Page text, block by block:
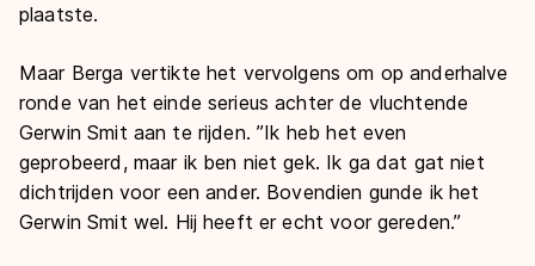
plaatste.
Maar Berga vertikte het vervolgens om op anderhalve
ronde van het einde serieus achter de vluchtende
Gerwin Smit aan te rijden. ’’Ik heb het even
geprobeerd, maar ik ben niet gek. Ik ga dat gat niet
dichtrijden voor een ander. Bovendien gunde ik het
Gerwin Smit wel. Hij heeft er echt voor gereden.’’